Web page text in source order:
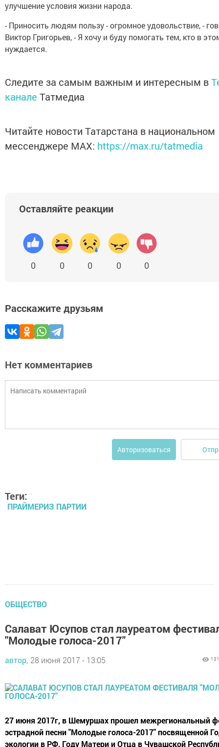
улучшение условия жизни народа.
- Приносить людям пользу - огромное удовольствие, -
Виктор Григорьев, - Я хочу и буду помогать тем, кто в
нуждается.
Следите за самым важным и интересным в
канале Татмедиа
Читайте новости Татарстана в национальном
мессенджере MАХ: https://max.ru/tatmedia
Оставляйте реакции
0 0 0 0 0
Расскажите друзьям
Нет комментариев
Авторизоваться
Теги:
ПРАЙМЕРИЗ ПАРТИИ
ОБЩЕСТВО
Салават Юсупов стал лауреатом
"Молодые голоса-2017"
автор, 28 июня 2017 - 13:05
27 июня 2017г, в Шемуршах прошел межрегиональный
эстрадной песни "Молодые голоса-2017" посвященной
экологии в РФ, Году Матери и Отца в Чувашской